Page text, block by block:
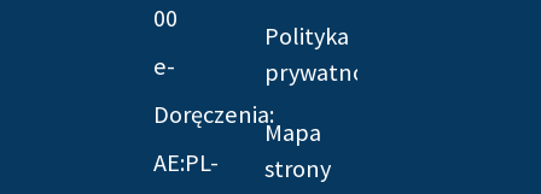
00
e-
Doręczenia:
AE:PL-
Polityka
prywatności
Mapa
strony